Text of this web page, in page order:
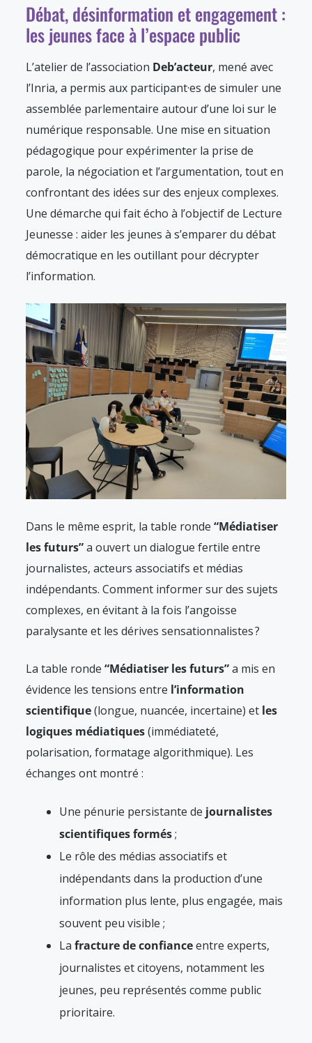
Débat, désinformation et engagement :
les jeunes face à l’espace public
L’atelier de l’association Deb’acteur, mené avec
l’Inria, a permis aux participant·es de simuler une
assemblée parlementaire autour d’une loi sur le
numérique responsable. Une mise en situation
pédagogique pour expérimenter la prise de
parole, la négociation et l’argumentation, tout en
confrontant des idées sur des enjeux complexes.
Une démarche qui fait écho à l’objectif de Lecture
Jeunesse : aider les jeunes à s’emparer du débat
démocratique en les outillant pour décrypter
l’information.
Dans le même esprit, la table ronde “Médiatiser
les futurs”a ouvert un dialogue fertile entre
journalistes, acteurs associatifs et médias
indépendants. Comment informer sur des sujets
complexes, en évitant à la fois l’angoisse
paralysante et les dérives sensationnalistes ?
La table ronde “Médiatiser les futurs”a mis en
évidence les tensions entre l’information
scientifique(longue, nuancée, incertaine) et les
logiques médiatiques(immédiateté,
polarisation, formatage algorithmique). Les
échanges ont montré :
Une pénurie persistante de journalistes
scientifiques formés;
Le rôle des médias associatifs et
indépendants dans la production d’une
information plus lente, plus engagée, mais
souvent peu visible ;
La fracture de confianceentre experts,
journalistes et citoyens, notamment les
jeunes, peu représentés comme public
prioritaire.